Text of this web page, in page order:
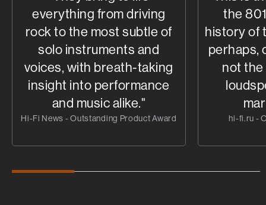
everything from driving
rock to the most subtle of
solo instruments and
voices, with breath-taking
insight into performance
and music alike."
Hi-Fi News - Outstanding Product Award
the
history of
perhaps,
not
hi-fi.ru -